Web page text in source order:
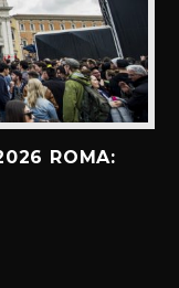
ROMA: